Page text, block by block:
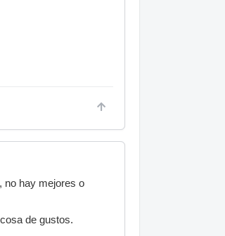
no hay mejores o
de gustos.